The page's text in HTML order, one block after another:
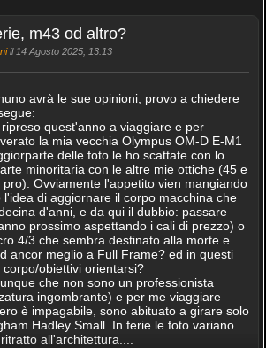
m43 od altro?
il 14 Agosto 2025, 13:13
avrà le sue opinioni, provo a chiedere
quest'anno a viaggiare e per
la mia vecchia Olympus OM-D E-M1
delle foto le ho scattate con lo
minoritaria con le altre mie ottiche (45 e
Ovviamente l'appetito vien mangiando
di aggiornare il corpo macchina che
d'anni, e da qui il dubbio: passare
prossimo aspettando i cali di prezzo) o
4/3 che sembra destinato alla morte e
ancor meglio a Full Frame? ed in questi
obiettivi orientarsi?
che non sono un professionista
ingombrante) e per me viaggiare
è impagabile, sono abituato a girare solo
Hadley Small. In ferie le foto variano
all'architettura....